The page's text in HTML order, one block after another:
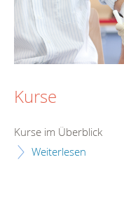
Kurse
Kurse im Überblick
Weiterlesen